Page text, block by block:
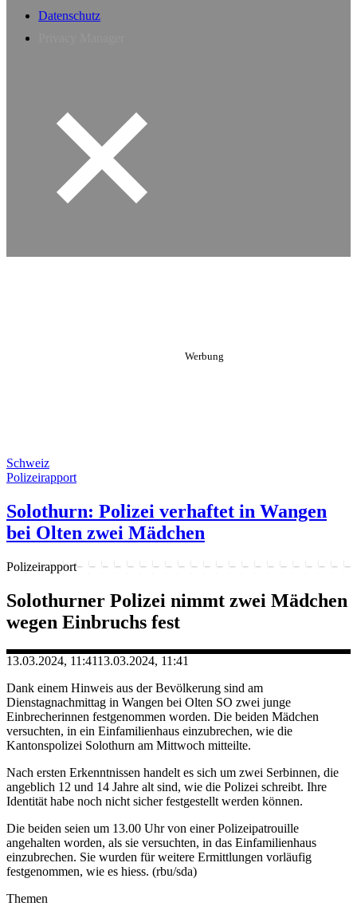
Datenschutz
Schweiz
Polizeirapport
Solothurn: Polizei verhaftet in Wangen
bei Olten zwei Mädchen
Polizeirapport
Solothurner Polizei nimmt zwei Mädchen
wegen Einbruchs fest
13.03.2024, 11:4113.03.2024, 11:41
Dank einem Hinweis aus der Bevölkerung sind am
Dienstagnachmittag in Wangen bei Olten SO zwei junge
Einbrecherinnen festgenommen worden. Die beiden Mädchen
versuchten, in ein Einfamilienhaus einzubrechen, wie die
Kantonspolizei Solothurn am Mittwoch mitteilte.
Nach ersten Erkenntnissen handelt es sich um zwei Serbinnen, die
angeblich 12 und 14 Jahre alt sind, wie die Polizei schreibt. Ihre
Identität habe noch nicht sicher festgestellt werden können.
Die beiden seien um 13.00 Uhr von einer Polizeipatrouille
angehalten worden, als sie versuchten, in das Einfamilienhaus
einzubrechen. Sie wurden für weitere Ermittlungen vorläufig
festgenommen, wie es hiess. (rbu/sda)
Themen